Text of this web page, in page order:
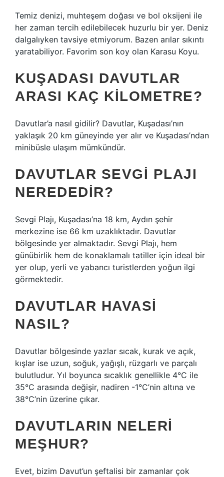
Temiz denizi, muhteşem doğası ve bol oksijeni ile
her zaman tercih edilebilecek huzurlu bir yer. Deniz
dalgalıyken tavsiye etmiyorum. Bazen arılar sıkıntı
yaratabiliyor. Favorim son koy olan Karasu Koyu.
KUŞADASI DAVUTLAR
ARASI KAÇ KILOMETRE?
Davutlar’a nasıl gidilir? Davutlar, Kuşadası’nın
yaklaşık 20 km güneyinde yer alır ve Kuşadası’ndan
minibüsle ulaşım mümkündür.
DAVUTLAR SEVGI PLAJI
NEREDEDIR?
Sevgi Plajı, Kuşadası’na 18 km, Aydın şehir
merkezine ise 66 km uzaklıktadır. Davutlar
bölgesinde yer almaktadır. Sevgi Plajı, hem
günübirlik hem de konaklamalı tatiller için ideal bir
yer olup, yerli ve yabancı turistlerden yoğun ilgi
görmektedir.
DAVUTLAR HAVASI
NASIL?
Davutlar bölgesinde yazlar sıcak, kurak ve açık,
kışlar ise uzun, soğuk, yağışlı, rüzgarlı ve parçalı
bulutludur. Yıl boyunca sıcaklık genellikle 4°C ile
35°C arasında değişir, nadiren -1°C’nin altına ve
38°C’nin üzerine çıkar.
DAVUTLARIN NELERI
MEŞHUR?
Evet, bizim Davut’un şeftalisi bir zamanlar çok